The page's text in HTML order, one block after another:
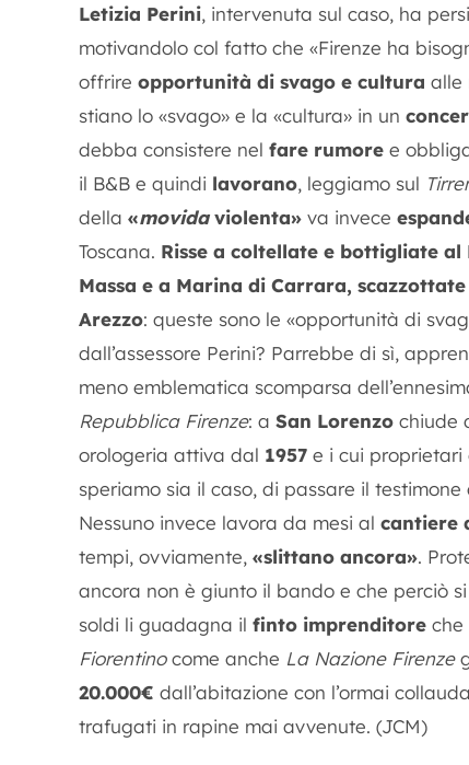
Letizia Perini, intervenuta sul caso, ha
motivandolo col fatto che «Firenze ha
offrire opportunità di svago e cultura alle
stiano lo «svago» e la «cultura» in un
debba consistere nel fare rumore e
il B&B e quindi lavorano, leggiamo sul
della «movidaviolenta» va invece
Toscana. Risse a coltellate e bottigliate al
Massa e a Marina di Carrara,
Arezzo: queste sono le «opportunità di
dall’assessore Perini? Parrebbe di sì,
meno emblematica scomparsa
Repubblica Firenze: a San Lorenzo chiude
orologeria attiva dal 1957 e i cui proprietari
speriamo sia il caso, di passare il
Nessuno invece lavora da mesi al cantiere
tempi, ovviamente, «slittano ancora».
ancora non è giunto il bando e che perciò
soldi li guadagna il finto imprenditore che
Fiorentinocome anche La Nazione Firenze
20.000€ dall’abitazione con l’ormai
trafugati in rapine mai avvenute. (JCM)